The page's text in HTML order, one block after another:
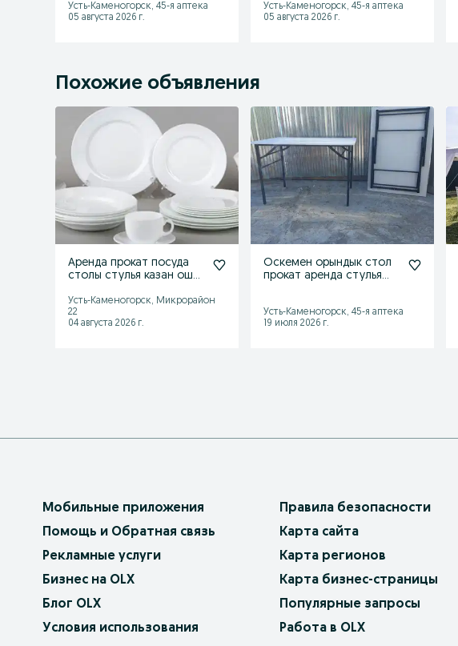
Усть-Каменогорск, 45-я аптека
05 августа 2026 г.
Усть-Каменогорск, 45-я аптека
05 августа 2026 г.
Похожие объявления
Аренда прокат посуда
столы стулья казан ошак
Усть-Каменогорск, Микрорайон
22
04 августа 2026 г.
Оскемен орындык стол
прокат аренда стулья
Усть-Каменогорск, 45-я аптека
19 июля 2026 г.
Мобильные приложения
Помощь и Обратная связь
Рекламные услуги
Бизнес на OLX
Блог OLX
Условия использования
Правила безопасности
Карта сайта
Карта регионов
Карта бизнес-страницы
Популярные запросы
Работа в OLX